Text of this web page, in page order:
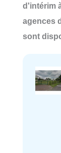
d'intérim
agences
sont